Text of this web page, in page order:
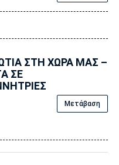
ΣΤΗ ΧΩΡΑ ΜΑΣ –
ΣΕ
Μετάβαση